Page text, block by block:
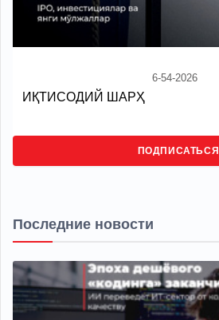
6-54-2026
ИҚТИСОДИЙ ШАРҲ
ПОДПИСАТЬСЯ
Последние новости